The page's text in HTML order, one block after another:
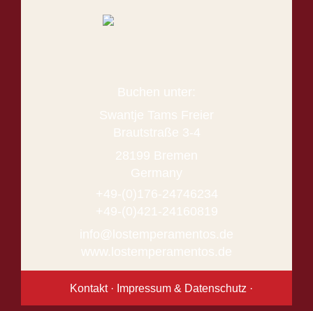
Buchen unter:
Swantje Tams Freier
Brautstraße 3-4
28199 Bremen
Germany
+49-(0)176-24746234
+49-(0)421-24160819
info@lostemperamentos.de
www.lostemperamentos.de
Kontakt· Impressum & Datenschutz ·